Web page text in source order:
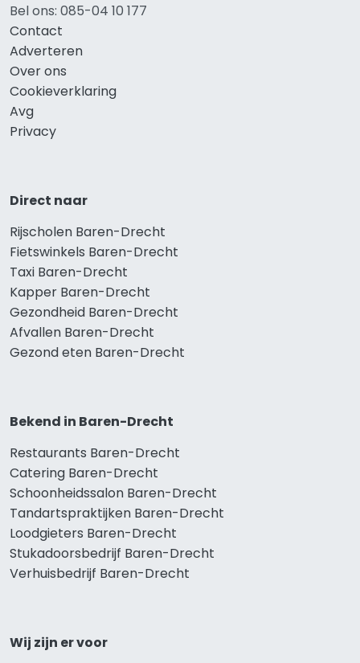
Bel ons: 085-04 10 177
Contact
Adverteren
Over ons
Cookieverklaring
Avg
Privacy
Direct naar
Rijscholen Baren-Drecht
Fietswinkels Baren-Drecht
Taxi Baren-Drecht
Kapper Baren-Drecht
Gezondheid Baren-Drecht
Afvallen Baren-Drecht
Gezond eten Baren-Drecht
Bekend in Baren-Drecht
Restaurants Baren-Drecht
Catering Baren-Drecht
Schoonheidssalon Baren-Drecht
Tandartspraktijken Baren-Drecht
Loodgieters Baren-Drecht
Stukadoorsbedrijf Baren-Drecht
Verhuisbedrijf Baren-Drecht
Wij zijn er voor